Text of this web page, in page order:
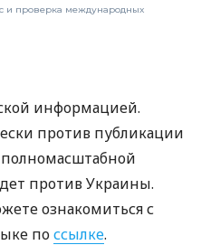
и проверка международных
информацией.
против публикации
полномасштабной
против Украины.
ознакомиться с
поссылке.